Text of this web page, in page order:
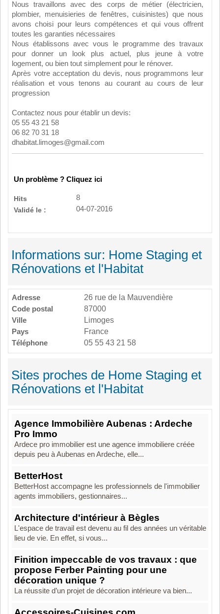
Nous travaillons avec des corps de métier (électricien,
plombier, menuisieries de fenêtres, cuisinistes) que nous
avons choisi pour leurs compétences et qui vous offrent
toutes les garanties nécessaires
Nous établissons avec vous le programme des travaux
pour donner un look plus actuel, plus jeune à votre
logement, ou bien tout simplement pour le rénover.
Après votre acceptation du devis, nous programmons leur
réalisation et vous tenons au courant au cours de leur
progression
Contactez nous pour établir un devis:
05 55 43 21 58
06 82 70 31 18
dhabitat.limoges@gmail.com
Un problème ? Cliquez ici
Hits
8
Validé le :
04-07-2016
Informations sur: Home Staging et
Rénovations et l'Habitat
Adresse
26 rue de la Mauvendière
Code postal
87000
Ville
Limoges
Pays
France
Téléphone
05 55 43 21 58
Sites proches de Home Staging et
Rénovations et l'Habitat
Agence Immobilière Aubenas : Ardeche
Pro Immo
Ardece pro immobilier est une agence immobiliere créée
depuis peu à Aubenas en Ardeche, elle...
BetterHost
BetterHost accompagne les professionnels de l'immobilier
agents immobiliers, gestionnaires...
Architecture d'intérieur à Bègles
L'espace de travail est devenu au fil des années un véritable
lieu de vie. En effet, si vous...
Finition impeccable de vos travaux : que
propose Ferber Painting pour une
décoration unique ?
La réussite d’un projet de décoration intérieure va bien...